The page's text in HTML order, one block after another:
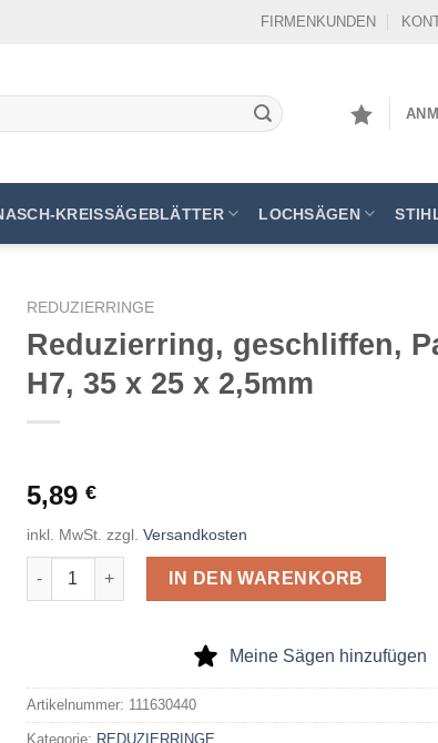
FIRMENKUNDEN
KREISSÄGEBLÄTTER LOCHSÄGEN
REDUZIERRINGE
Reduzierring, geschliffen,
H7, 35 x 25 x 2,5mm
5,89 €
inkl. MwSt. zzgl. Versandkosten
Reduzierring, geschliffen, Passung H7, 35 x 25 x
IN DEN WARENKORB
Meine Sägen hinzufügen
Artikelnummer: 111630440
Kategorie: REDUZIERRINGE